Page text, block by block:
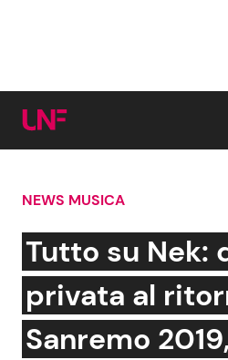
Cerca:
News e Cronaca
Attualità Italiana
NEWS MUSICA
Tutto su Nek:
privata al
Sanremo